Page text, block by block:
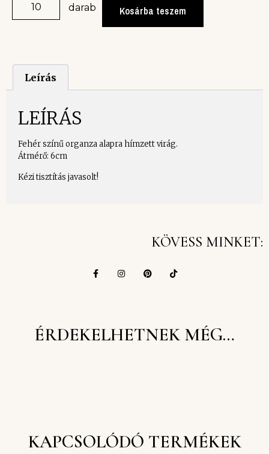
darab Kosárba teszem
Leírás
LEÍRÁS
Fehér színű organza alapra hímzett virág.
Átmérő: 6cm
Kézi tisztítás javasolt!
KÖVESS MINKET:
ÉRDEKELHETNEK MÉG…
KAPCSOLÓDÓ TERMÉKEK